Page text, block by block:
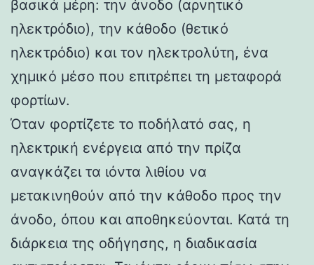
βασικά μέρη: την άνοδο (αρνητικό
ηλεκτρόδιο), την κάθοδο (θετικό
ηλεκτρόδιο) και τον ηλεκτρολύτη, ένα
χημικό μέσο που επιτρέπει τη μεταφορά
φορτίων.
Όταν φορτίζετε το ποδήλατό σας, η
ηλεκτρική ενέργεια από την πρίζα
αναγκάζει τα ιόντα λιθίου να
μετακινηθούν από την κάθοδο προς την
άνοδο, όπου και αποθηκεύονται. Κατά τη
διάρκεια της οδήγησης, η διαδικασία